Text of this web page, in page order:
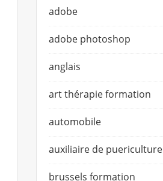
adobe
adobe photoshop
anglais
art thérapie formation
automobile
auxiliaire de puericulture
brussels formation